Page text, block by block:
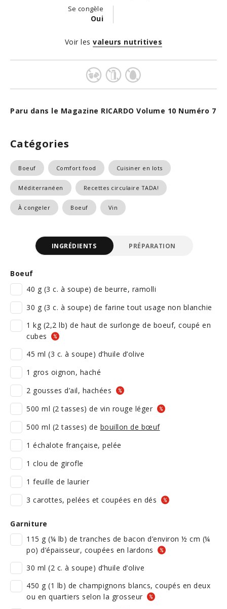
Se congèle
Oui
Paru dans le Magazine RICARDO Volume 10 Numéro 7
Voir les valeurs nutritives
Catégories
Boeuf Comfort food Cuisiner en lots
Méditerranéen Recettes circulaire TADA!
À congeler Boeuf Vin
INGRÉDIENTS PRÉPARATION
Boeuf
40 g (3 c. à soupe) de beurre, ramolli
30 g (3 c. à soupe) de farine tout usage non blanchie
1 kg (2,2 lb) de haut de surlonge de boeuf, coupé en
cubes
45 ml (3 c. à soupe) d’huile d’olive
1 gros oignon, haché
2 gousses d’ail, hachées
500 ml (2 tasses) de vin rouge léger
500 ml (2 tasses) de bouillon de bœuf
1 échalote française, pelée
1 clou de girofle
1 feuille de laurier
3 carottes, pelées et coupées en dés
Garniture
115 g (¼ lb) de tranches de bacon d’environ ½ cm (¼
po) d’épaisseur, coupées en lardons
30 ml (2 c. à soupe) d’huile d’olive
450 g (1 lb) de champignons blancs, coupés en deux
ou en quartiers selon la grosseur